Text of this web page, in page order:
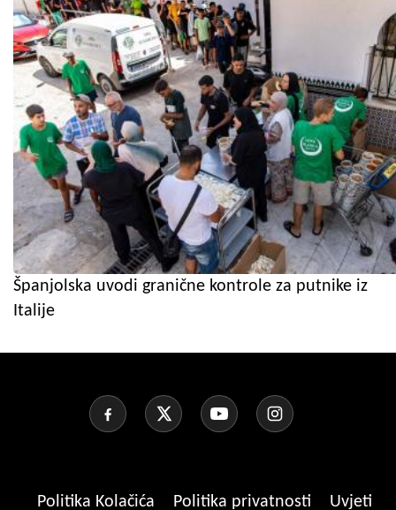
Španjolska uvodi granične kontrole za putnike iz
Italije
Politika Kolačića Politika privatnosti Uvjeti